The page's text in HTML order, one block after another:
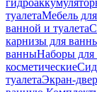
туалетаМебель
ванной и туалета
карнизы для
ванныНаборы для
косметические
туалетаЭкран-